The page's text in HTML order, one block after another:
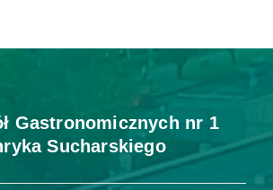
Gastronomicznych nr 1
Sucharskiego